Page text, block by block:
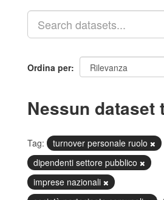
Ordina per
Nessun dataset
Tag:
turnover personale ruolo
dipendenti settore pubblico
imprese nazionali